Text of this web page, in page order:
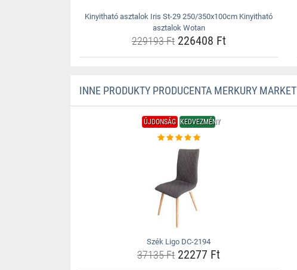
Kinyitható asztalok Iris St-29 250/350x100cm Kinyitható
asztalok Wotan
229193 Ft226408 Ft
INNE PRODUKTY PRODUCENTA MERKURY MARKET
ÚJDONSÁG KEDVEZMÉNY
Szék Ligo DC-2194
37135 Ft22277 Ft